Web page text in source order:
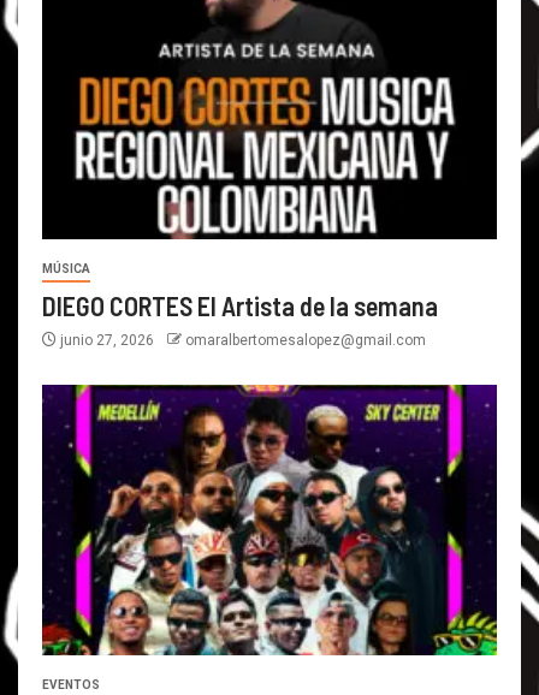
MÚSICA
DIEGO CORTES El Artista de la semana
junio 27, 2026 omaralbertomesalopez@gmail.com
EVENTOS